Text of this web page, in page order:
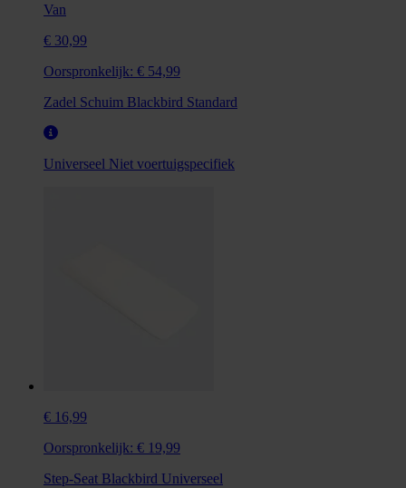
Van
€ 30,99
Oorspronkelijk: € 54,99
Zadel Schuim Blackbird Standard
Universeel Niet voertuigspecifiek
€ 16,99
Oorspronkelijk: € 19,99
Step-Seat Blackbird Universeel